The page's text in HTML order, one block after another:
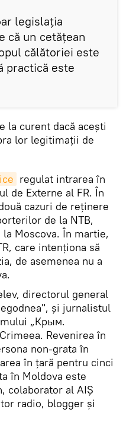
legislația
că un cetățean
călătoriei este
practică este
la curent dacă acești
lor legitimații de
regulat intrarea în
de Externe al FR. În
cazuri de reținere
de la NTB,
Moscova. În martie,
care intenţiona să
de asemenea nu a
directorul general
și jurnalistul
„Крым.
Revenirea în
non-grata în
în țară pentru cinci
în Moldova este
colaborator al AIȘ
radio, blogger și